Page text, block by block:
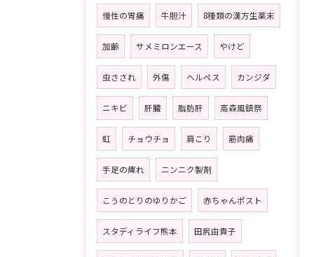
慢性の胃痛 牛胆汁 8種類の漢方生薬末
加齢 サメミロンエース やけど
虫さされ 外傷 ヘルペス カンジダ
ニキビ 肝臓 脂肪肝 高森風鎮祭
虹 チョウチョ 肩こり 筋肉痛
手足の痺れ ニンニク製剤
こうのとりのゆりかご 赤ちゃんポスト
スタディライフ熊本 田尻由貴子